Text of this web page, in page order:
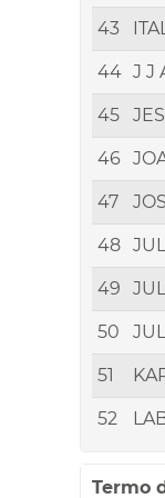
43
44 J J
45
46
47
48
49
50
51
52
Termo